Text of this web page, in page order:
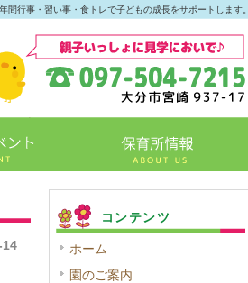
行事・習い事・食トレで子どもの成長をサポートします。
14
コンテンツ
ホーム
園のご案内